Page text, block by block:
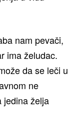
nam pevači,
ima želudac.
da se leči u
ne
jedina želja